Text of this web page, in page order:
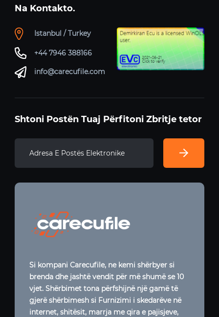
Na Kontakto.
Istanbul / Turkey
+44 7946 388166
info@carecufile.com
Shtoni Postën Tuaj Përfitoni Zbritje tetor
Si kompani Carecufile, ne kemi shërbyer si
brenda dhe jashtë vendit për më shumë se 10
vjet. Shërbimet tona përfshijnë një gamë të
gjerë shërbimesh si Furnizimi i skedarëve në
internet, shitësit, marrja me qira e pajisjeve,